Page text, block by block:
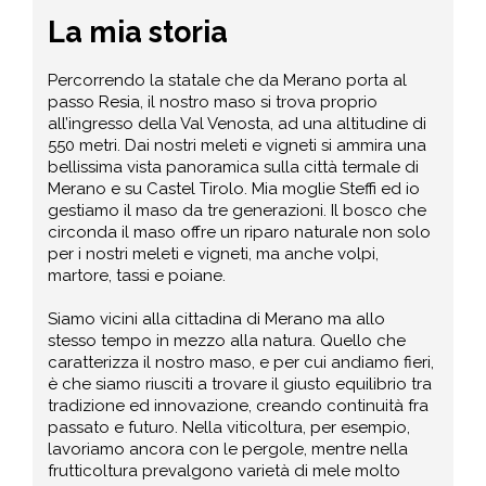
La mia storia
Percorrendo la statale che da Merano porta al
passo Resia, il nostro maso si trova proprio
all’ingresso della Val Venosta, ad una altitudine di
550 metri. Dai nostri meleti e vigneti si ammira una
bellissima vista panoramica sulla città termale di
Merano e su Castel Tirolo. Mia moglie Steffi ed io
gestiamo il maso da tre generazioni. Il bosco che
circonda il maso offre un riparo naturale non solo
per i nostri meleti e vigneti, ma anche volpi,
martore, tassi e poiane.
Siamo vicini alla cittadina di Merano ma allo
stesso tempo in mezzo alla natura. Quello che
caratterizza il nostro maso, e per cui andiamo fieri,
è che siamo riusciti a trovare il giusto equilibrio tra
tradizione ed innovazione, creando continuità fra
passato e futuro. Nella viticoltura, per esempio,
lavoriamo ancora con le pergole, mentre nella
frutticoltura prevalgono varietà di mele molto